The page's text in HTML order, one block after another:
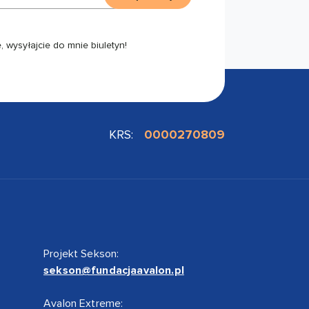
do mnie biuletyn!
KRS: 0000270809
Projekt Sekson:
sekson@fundacjaavalon.pl
Avalon Extreme: